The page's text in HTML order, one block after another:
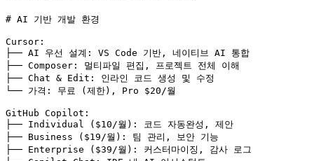
# AI 기반 개발 환경
Cursor :
├── AI 우선 설계 :
VS Code 기반, 네이티브 AI 통합
├── Composer :
멀티파일 편집, 프로젝트 전체 이해
├── Chat & Edit :
인라인 코드 생성 및 수정
└── 가격 : 무료 (제한), Pro $20/월
GitHub Copilot :
├── Individual ($10/월) :
코드 자동완성, 제안
├── Business ($19/월) :
팀 관리, 보안 기능
├── Enterprise ($39/월) :
커스터마이징, 감사 로그